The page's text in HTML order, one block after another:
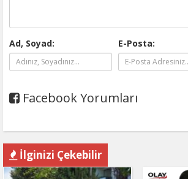
Ad, Soyad: E-Posta:
Facebook Yorumları
İlginizi Çekebilir